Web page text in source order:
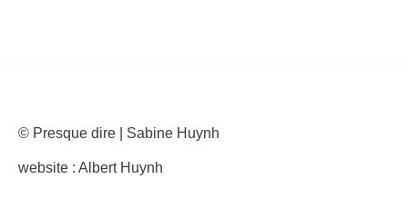
© Presque dire | Sabine Huynh
website : Albert Huynh